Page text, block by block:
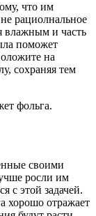
что им
рациолнальное
влажным и часть
поможет
на
сохраняя тем
своими
росли им
с этой задачей.
хорошо отражает